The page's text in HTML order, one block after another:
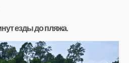
езды до пляжа.